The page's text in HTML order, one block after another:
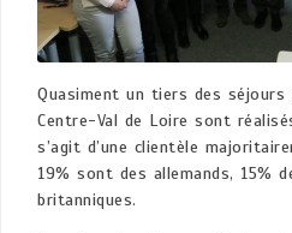
Quasiment un tiers des
Centre-Val de Loire sont
s’agit d’une clientèle
19% sont des allemands, 15%
britanniques.